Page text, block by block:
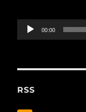
ー
00:00
RSS